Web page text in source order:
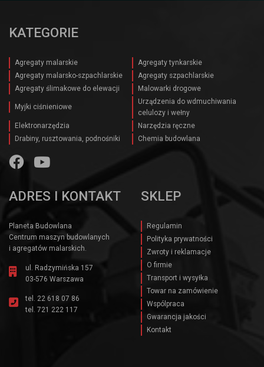
KATEGORIE
Agregaty malarskie
Agregaty tynkarskie
Agregaty malarsko-szpachlarskie
Agregaty szpachlarskie
Agregaty ślimakowe do elewacji
Malowarki drogowe
Myjki ciśnieniowe
Urządzenia do wdmuchiwania
celulozy i wełny
Elektronarzędzia
Narzędzia ręczne
Drabiny, rusztowania, podnośniki
Chemia budowlana
ADRES I KONTAKT
Planeta Budowlana
Centrum maszyn budowlanych
i agregatów malarskich.
ul. Radzymińska 157
03-576 Warszawa
tel. 22 618 07 86
tel. 721 222 117
SKLEP
Regulamin
Polityka prywatności
Zwroty i reklamacje
O firmie
Transport i wysyłka
Towar na zamówienie
Wspólpraca
Gwarancja jakości
Kontakt